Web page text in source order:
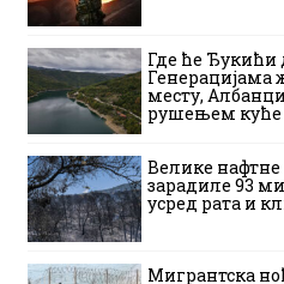
Где ће Ђукићи
Генерацијама
месту,
рушењем куће
Велике
зарадиле 93
усред рата и
Мигрантска